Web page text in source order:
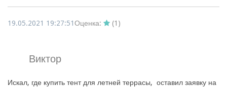
19.05.2021 19:27:51Оценка: (1 )
Виктор
Искал, где купить тент для летней террасы, оставил заявку на